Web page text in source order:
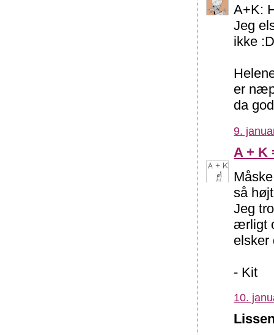
A+K:
Jeg
ikke
er
da
9.
A + K
så
Jeg
ærligt
elsker
- Kit
10.